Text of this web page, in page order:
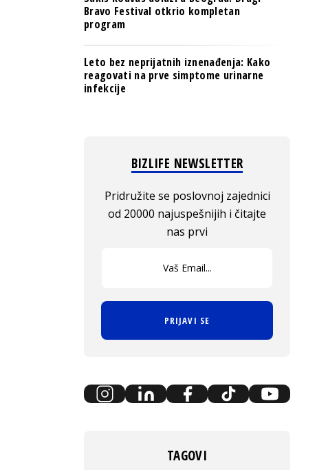
Bravo Festival otkrio kompletan
program
Leto bez neprijatnih iznenađenja: Kako
reagovati na prve simptome urinarne
infekcije
BIZLIFE NEWSLETTER
Pridružite se poslovnoj zajednici
od 20000 najuspešnijih i čitajte
nas prvi
PRIJAVI SE
TAGOVI